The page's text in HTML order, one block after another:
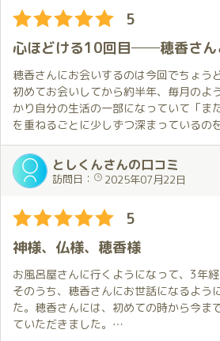
今月はほのかさんの誕生月。お祝いは言
から、全身に癒やしをたくさんいただい
た会いに行きます!
スタッフの皆様も、電話から送迎までい
だきありがとうございました。
5
穂香さんにお会いするのは今回でちょう
初めてお会いしてから約半年、毎月のよ
かり自分の生活の一部になっていて「ま
を重ねるごとに少しずつ深まっているの
そんな節目の今回は穂香さんのお誕生月
グ。
少しでもゆっくり過ごしたいと思い、２
しました。
階段で出迎えてくれた穂香さんはリクエ
場。
しかも、その浴衣が穂香さんカラーで彼
さが一層際立って見えました。
笑顔で出迎えてくれた瞬間から既に癒し
がします。
部屋に入ってすぐのハグもいつも通りふ
としくんさんの口コミ
訪問日： 2025年07月22日
5
神様、仏様、穂香様
お風呂屋さんに行くようになって、3年経
そのうち、穂香さんにお世話になるよう
た。穂香さんには、初めての時から今ま
ていただきました。